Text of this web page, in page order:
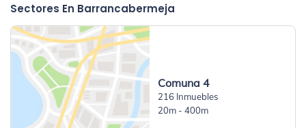
Sectores En Barrancabermeja
Comuna 4
216 Inmuebles
20m - 400m